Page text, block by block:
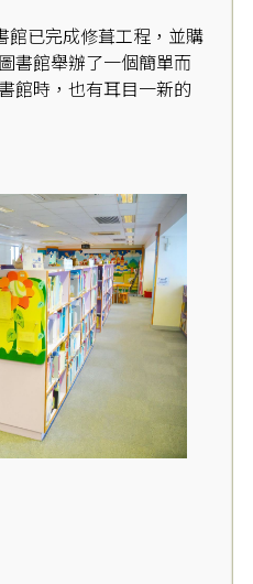
館已完成修葺工程，並購
書館舉辦了一個簡單而
館時，也有耳目一新的